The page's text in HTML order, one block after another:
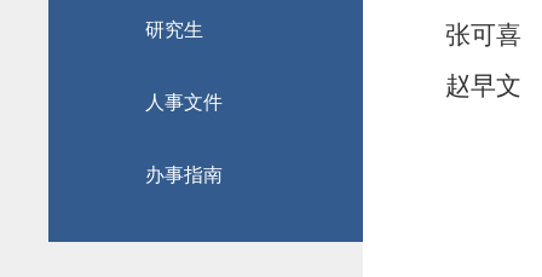
研究生
人事文件
办事指南
张可
赵早